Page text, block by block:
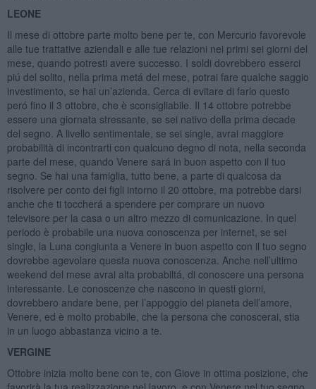
LEONE
Il mese di ottobre parte molto bene per te, con Mercurio favorevole
alle tue trattative aziendali e alle tue relazioni nei primi sei giorni del
mese, quando potresti avere successo. I soldi dovrebbero esserci
piú del solito, nella prima metá del mese, potrai fare qualche saggio
investimento, se hai un’azienda. Cerca di evitare di farlo questo
peró fino il 3 ottobre, che è sconsigliabile. Il 14 ottobre potrebbe
essere una giornata stressante, se sei nativo della prima decade
del segno. A livello sentimentale, se sei single, avrai maggiore
probabilità di incontrarti con qualcuno degno di nota, nella seconda
parte del mese, quando Venere sará in buon aspetto con il tuo
segno. Se hai una famiglia, tutto bene, a parte di qualcosa da
risolvere per conto dei figli intorno il 20 ottobre, ma potrebbe darsi
anche che ti toccherá a spendere per comprare un nuovo
televisore per la casa o un altro mezzo di comunicazione. In quel
periodo è probabile una nuova conoscenza per internet, se sei
single, la Luna congiunta a Venere in buon aspetto con il tuo segno
dovrebbe agevolare questa nuova conoscenza. Anche nell’ultimo
weekend del mese avrai alta probabiltá, di conoscere una persona
interessante. Le conoscenze che nascono in questi giorni,
dovrebbero andare bene, per l’appoggio del pianeta dell’amore,
Venere, ed è molto probabile, che la persona che conoscerai, stia
in un luogo abbastanza vicino a te.
VERGINE
Ottobre inizia molto bene con te, con Giove in ottima posizione, che